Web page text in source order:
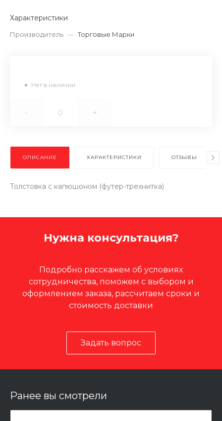
Характеристики
Производитель — Торговые Марки
Нет в наличии
- +
ОПИСАНИЕ ХАРАКТЕРИСТИКИ ОТЗЫВЫ
Толстовка с капюшоном (футер-трехнитка)
Нужна консультация?
Подробно расскажем об условиях
сотрудничества, поможем с выбором и
оформлением заказа, рассчитаем сроки и
стоимость доставки
Задать вопрос
Ранее вы смотрели